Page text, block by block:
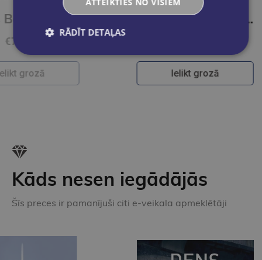
sarunas un zīmējumi Augu slepenā valoda
Kāds nesen iegādājās
Šīs preces ir pamanījuši citi e-veikala apmeklētāji
RĀDĪT DETAĻAS